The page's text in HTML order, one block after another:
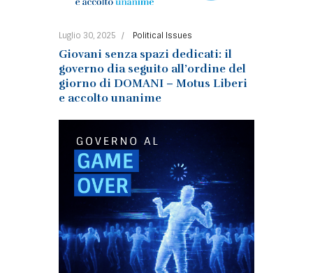
Luglio 30, 2025 Political Issues
Giovani senza spazi dedicati: il
governo dia seguito all’ordine del
giorno di DOMANI – Motus Liberi
e accolto unanime